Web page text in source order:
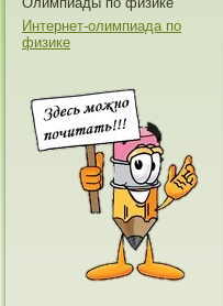
Интернет-олимпиада по
физике